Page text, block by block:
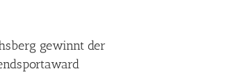
gewinnt der